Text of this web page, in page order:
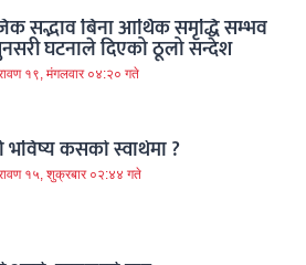
सद्भाव बिना आर्थिक समृद्धि सम्भव
घटनाले दिएको ठूलो सन्देश
१९, मंगलवार ०४:२० गते
कसको स्वार्थमा ?
१५, शुक्रबार ०२:४४ गते